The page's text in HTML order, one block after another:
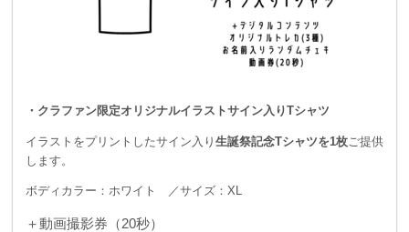
・クラファン限定オリジナルイラストサイン入りTシャツ
イラストをプリントしたサイン入り 生誕祭記念Tシャツを1枚 ご提供
します。
ボディカラー：ホワイト ／サイズ：XL
＋動画撮影券（20秒）